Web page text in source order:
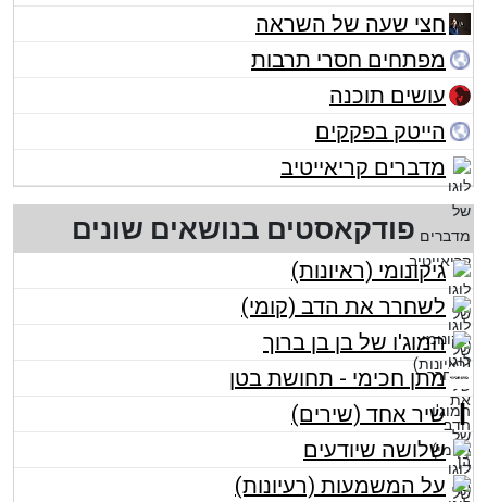
חצי שעה של השראה
מפתחים חסרי תרבות
עושים תוכנה
הייטק בפקקים
מדברים קריאייטיב
פודקאסטים בנושאים שונים
גיקונומי (ראיונות)
לשחרר את הדב (קומי)
המוג'ו של בן בן ברוך
מתן חכימי - תחושת בטן
שיר אחד (שירים)
שלושה שיודעים
על המשמעות (רעיונות)